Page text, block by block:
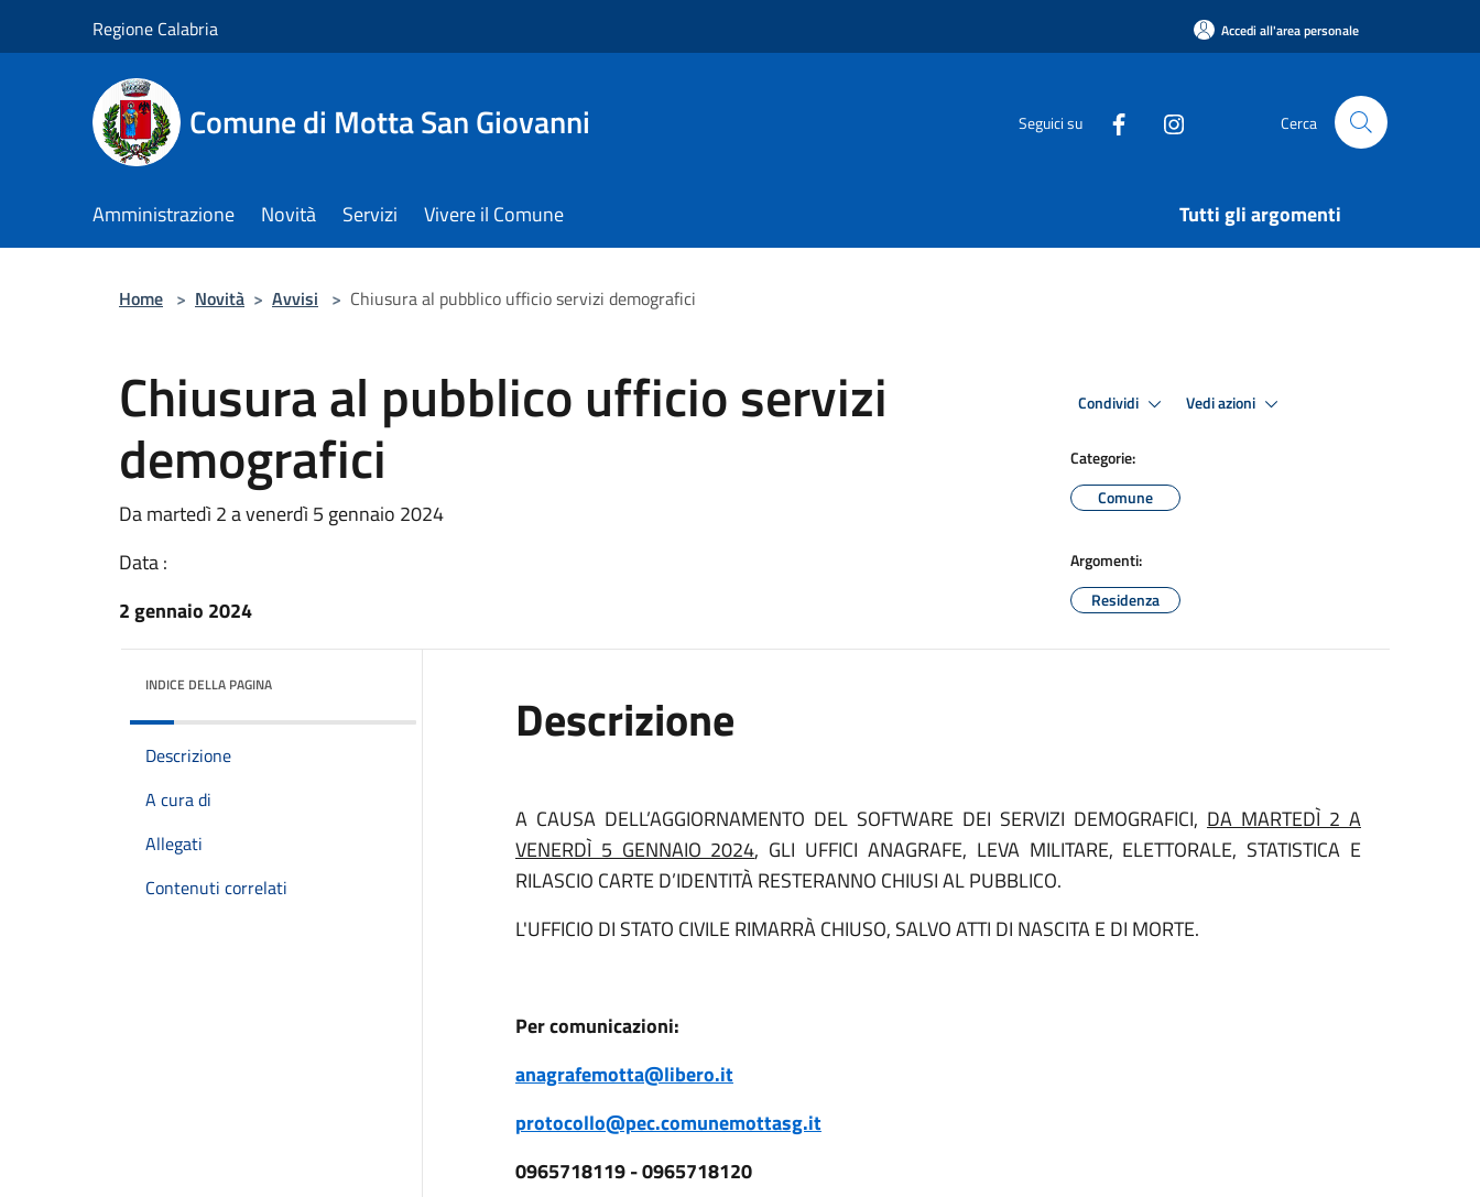
Regione Calabria Accedi all'area personale
Comune di Motta San Giovanni Seguici su Cerca
Amministrazione Novità Servizi Vivere il Comune Tutti gli argomenti
Home > Novità > Avvisi > Chiusura al pubblico ufficio servizi demografici
Chiusura al pubblico ufficio servizi
demografici
Da martedì 2 a venerdì 5 gennaio 2024
Data :
2 gennaio 2024
Condividi Vedi azioni
Categorie:
Comune
Argomenti:
Residenza
INDICE DELLA PAGINA
Descrizione
A cura di
Allegati
Contenuti correlati
Descrizione
A CAUSA DELL’AGGIORNAMENTO DEL SOFTWARE DEI SERVIZI DEMOGRAFICI, DA MARTEDÌ 2 A
VENERDÌ 5 GENNAIO 2024, GLI UFFICI ANAGRAFE, LEVA MILITARE, ELETTORALE, STATISTICA E
RILASCIO CARTE D’IDENTITÀ RESTERANNO CHIUSI AL PUBBLICO.
L'UFFICIO DI STATO CIVILE RIMARRÀ CHIUSO, SALVO ATTI DI NASCITA E DI MORTE.
Per comunicazioni:
anagrafemotta@libero.it
protocollo@pec.comunemottasg.it
0965718119 - 0965718120